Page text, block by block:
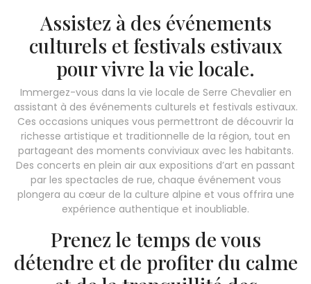
Assistez à des événements
culturels et festivals estivaux
pour vivre la vie locale.
Immergez-vous dans la vie locale de Serre Chevalier en
assistant à des événements culturels et festivals estivaux.
Ces occasions uniques vous permettront de découvrir la
richesse artistique et traditionnelle de la région, tout en
partageant des moments conviviaux avec les habitants.
Des concerts en plein air aux expositions d’art en passant
par les spectacles de rue, chaque événement vous
plongera au cœur de la culture alpine et vous offrira une
expérience authentique et inoubliable.
Prenez le temps de vous
détendre et de profiter du calme